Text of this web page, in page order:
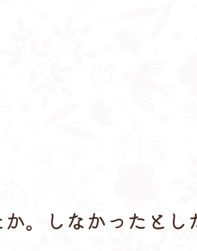
。しなかったとし